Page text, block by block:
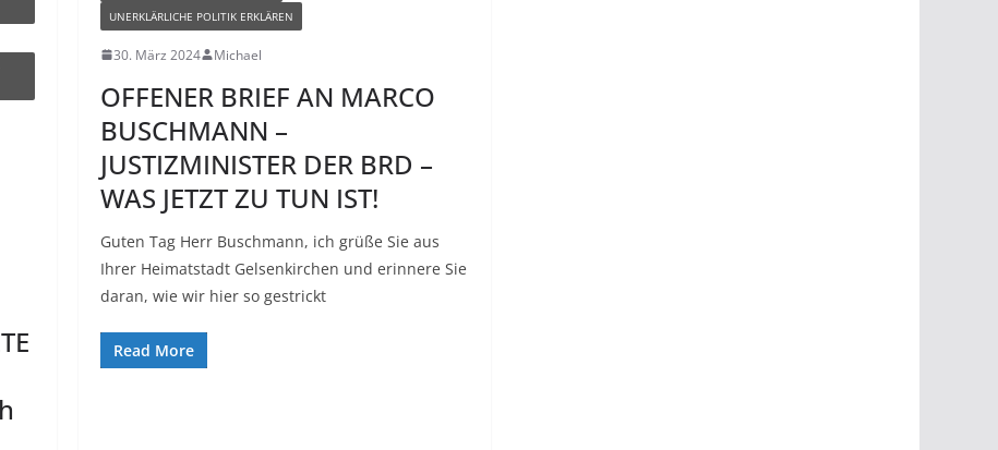
UNERKLÄRLICHE POLITIK ERKLÄREN
30. März 2024 Michael
OFFENER BRIEF AN MARCO
BUSCHMANN –
JUSTIZMINISTER DER BRD –
WAS JETZT ZU TUN IST!
Guten Tag Herr Buschmann, ich grüße Sie aus
Ihrer Heimatstadt Gelsenkirchen und erinnere Sie
daran, wie wir hier so gestrickt
Read More